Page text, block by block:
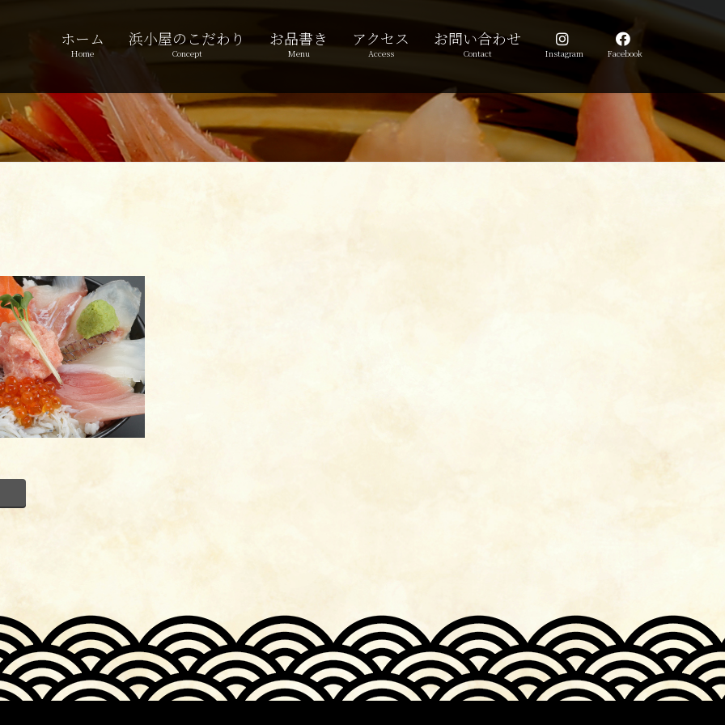
ホーム
Home
浜小屋のこだわり
Concept
お品書き
Menu
アクセス
Access
お問い合わせ
Contact Instagram Facebook